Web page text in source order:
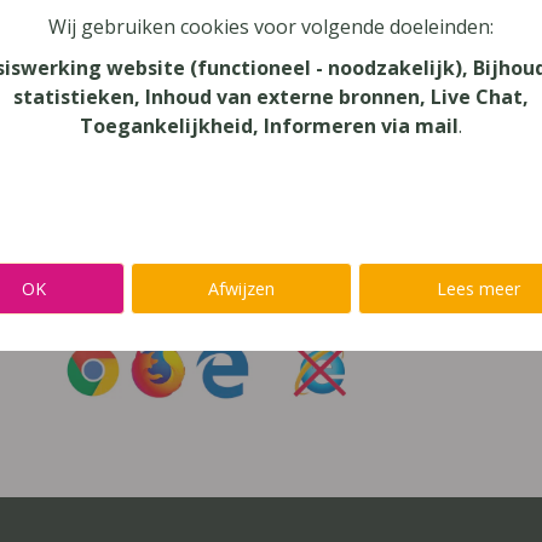
vergeten?
niet inloggen met een@lees.op-account
meteen naarAlinea,IntoWords,K3000,SprintPlus,
Wij gebruiken cookies voor volgende doeleinden:
website (functioneel - noodzakelijk),
statistieken, Inhoud van externe bronnen, Live Chat,
Toegankelijkheid, Informeren via mail.
OK Afwijzen Lees meer